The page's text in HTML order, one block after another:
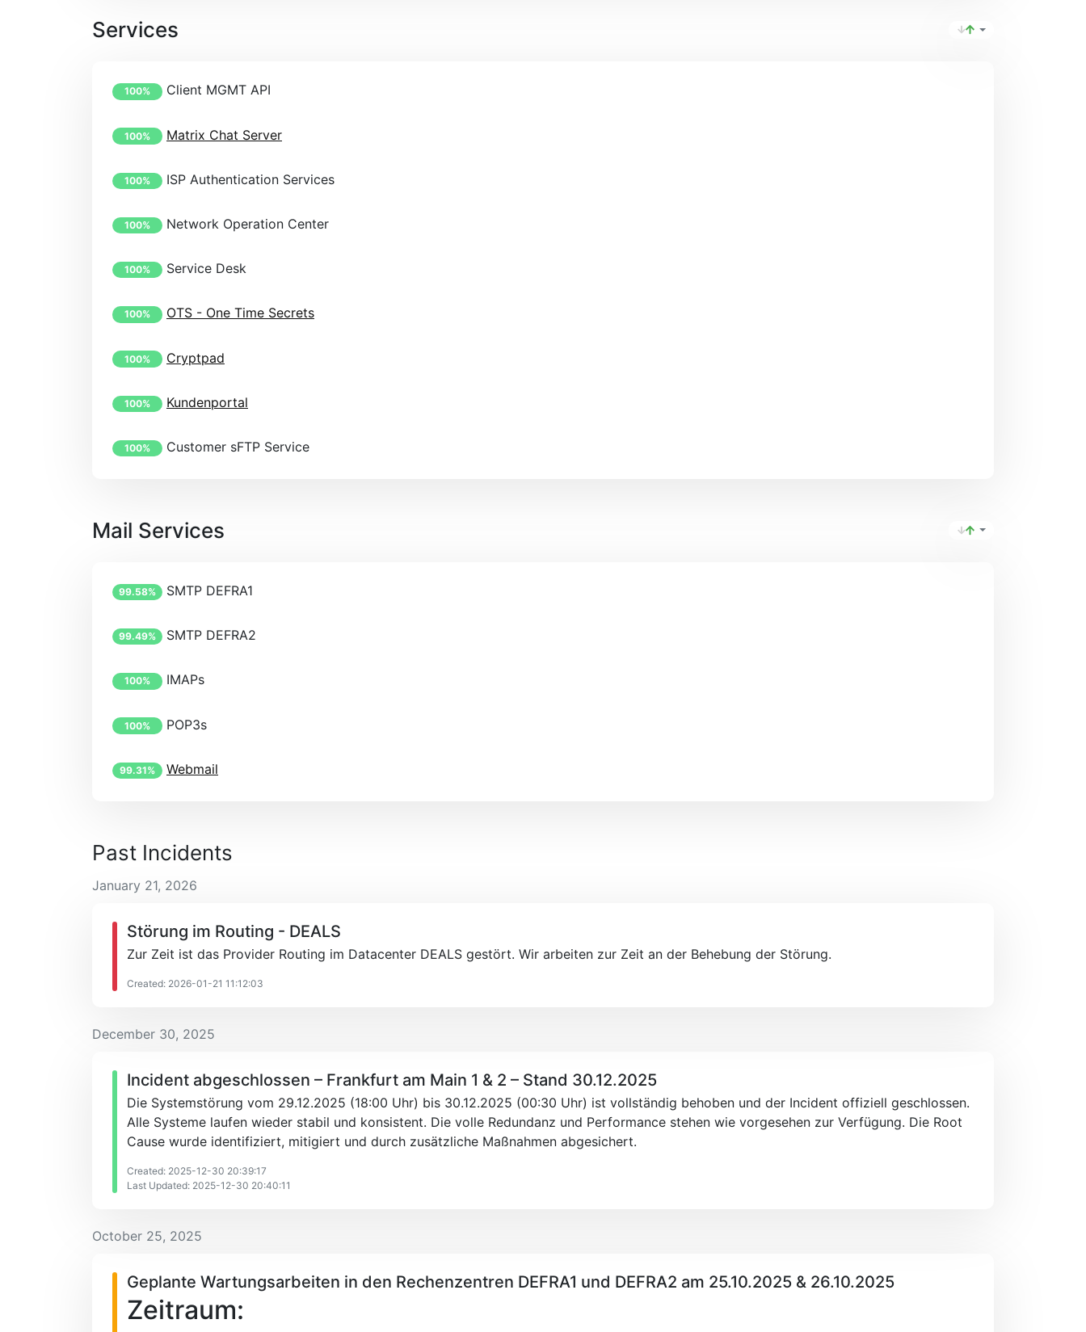
Services
100% Client MGMT API
100% Matrix Chat Server
100% ISP Authentication Services
100% Network Operation Center
100% Service Desk
100% OTS - One Time Secrets
100% Cryptpad
100% Kundenportal
100% Customer sFTP Service
Mail Services
99.58% SMTP DEFRA1
99.49% SMTP DEFRA2
100% IMAPs
100% POP3s
99.31% Webmail
Past Incidents
January 21, 2026
Störung im Routing - DEALS
Zur Zeit ist das Provider Routing im Datacenter DEALS gestört. Wir arbeiten zur Zeit an der Behebung der Störung.
Created: 2026-01-21 11:12:03
December 30, 2025
Incident abgeschlossen – Frankfurt am Main 1 & 2 – Stand 30.12.2025
Die Systemstörung vom 29.12.2025 (18:00 Uhr) bis 30.12.2025 (00:30 Uhr) ist vollständig behoben und der Incident offiziell geschlossen.
Alle Systeme laufen wieder stabil und konsistent. Die volle Redundanz und Performance stehen wie vorgesehen zur Verfügung. Die Root
Cause wurde identifiziert, mitigiert und durch zusätzliche Maßnahmen abgesichert.
Created: 2025-12-30 20:39:17
Last Updated: 2025-12-30 20:40:11
October 25, 2025
Geplante Wartungsarbeiten in den Rechenzentren DEFRA1 und DEFRA2 am 25.10.2025 & 26.10.2025
Zeitraum: